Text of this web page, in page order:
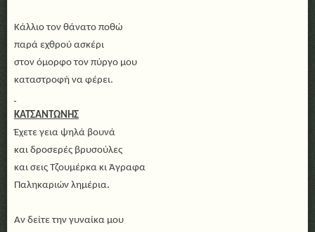
Κάλλιο τον θάνατο ποθώ
παρά εχθρού ασκέρι
στον όμορφο τον πύργο μου
καταστροφή να φέρει.
ΚΑΤΣΑΝΤΩΝΗΣ
Έχετε γεια ψηλά βουνά
και δροσερές βρυσούλες
και σεις Τζουμέρκα κι Άγραφα
Παληκαριών λημέρια.
Αν δείτε την γυναίκα μου